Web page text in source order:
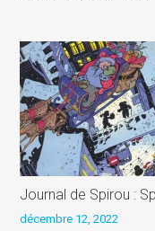
Journal de Spirou :
décembre 12, 2022